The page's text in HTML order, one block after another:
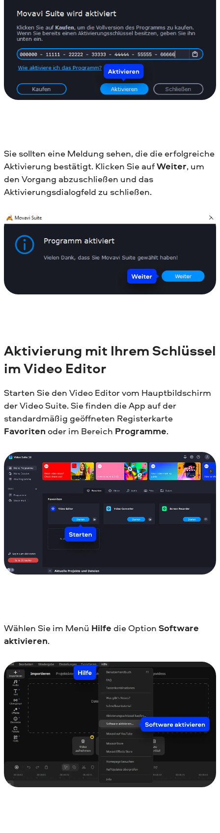
Sie sollten eine Meldung sehen, die die erfolgreiche
Aktivierung bestätigt. Klicken Sie aufWeiter, um
den Vorgang abzuschließen und das
Aktivierungsdialogfeld zu schließen.
Aktivierung mit Ihrem Schlüssel
im Video Editor
Starten Sie den Video Editor vom Hauptbildschirm
der Video Suite. Sie finden die App auf der
standardmäßig geöffneten Registerkarte
Favoriten oder im Bereich Programme.
Wählen Sie im Menü Hilfe die Option Software
aktivieren.